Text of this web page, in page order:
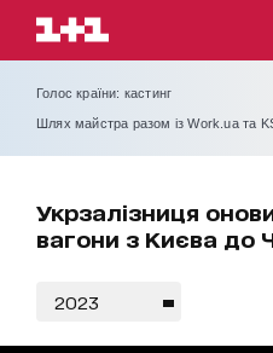
Голос країни: кастинг
Шлях майстра разом із Work.ua та
Укрзалізниця
вагони з Києва до
2023